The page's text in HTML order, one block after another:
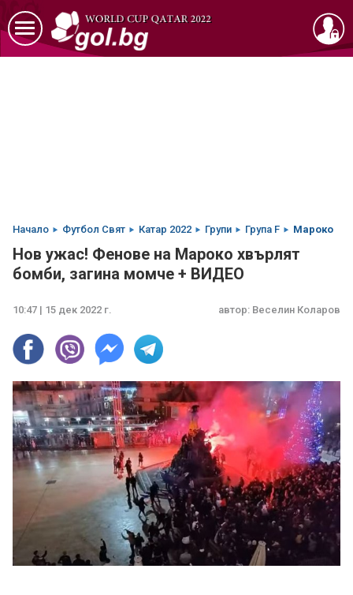
Начало Футбол Свят Катар 2022 Групи Група F Мароко
Нов ужас! Фенове на Мароко хвърлят
бомби, загина момче + ВИДЕО
10:47 | 15 дек 2022 г. автор: Веселин Коларов